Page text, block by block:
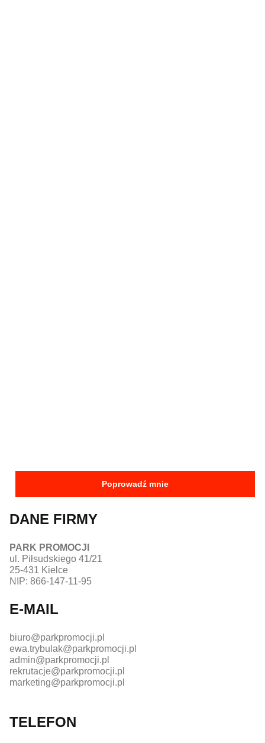
Poprowadź mnie
DANE FIRMY
PARK PROMOCJI
ul. Piłsudskiego 41/21
25-431 Kielce
NIP: 866-147-11-95
E-MAIL
biuro@parkpromocji.pl
ewa.trybulak@parkpromocji.pl
admin@parkpromocji.pl
rekrutacje@parkpromocji.pl
marketing@parkpromocji.pl
TELEFON